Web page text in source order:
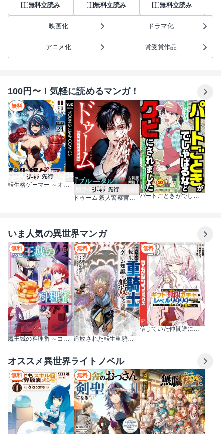
無料立読み 無料立読み 無料立読み
映画化 ドラマ化
アニメ化 賞受賞作品
100円〜！気軽に読めるマンガ！
無料
転生格ゲーマー ～オジでも勝てる異世界攻略～ 分冊版
パートごときがでしゃばるなとクビにされました～このスーパー、私達で回してましたが大丈夫ですか？～【単話】
いま人気の異世界マンガ
無料
魔王城の料理番 ～コワモテ魔族ばかりだけど、ホワイトな職場です～
無料
追放された転生重騎士はゲーム知識で無双する
無料
信じていた仲間達にダンジョン奥地で殺されかけたがギフト『無限ガチャ』でレベル9999の仲間達を手に入れて元パーティーメンバーと世界に復讐＆『ざまぁ！』します！
オススメ異世界ライトノベル
無料 無料